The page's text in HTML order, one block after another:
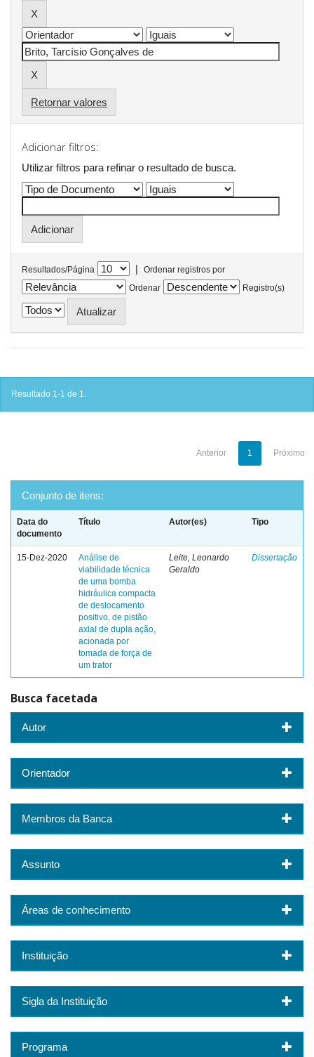
Retornar valores
Adicionar filtros:
Utilizar filtros para refinar o resultado de busca.
Resultados/Página |
Ordenar registros por
Ordenar
Registro(s)
Resultado 1-1 de 1.
Anterior 1 Próximo
Conjunto de itens:
Data do
documento
Título Autor(es) Tipo
15-Dez-2020
Análise de
viabilidade técnica
de uma bomba
hidráulica compacta
de deslocamento
positivo, de pistão
axial de dupla ação,
acionada por
tomada de força de
um trator
Leite, Leonardo
Geraldo
Dissertação
Busca facetada
Autor
Orientador
Membros da Banca
Assunto
Áreas de conhecimento
Instituição
Sigla da Instituição
Programa